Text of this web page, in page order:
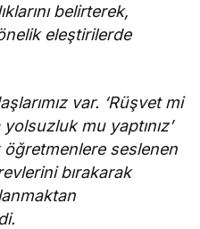
belirterek,
eleştirilerde
var. ‘Rüşvet mi
yolsuzluk mu yaptınız’
öğretmenlere seslenen
bırakarak